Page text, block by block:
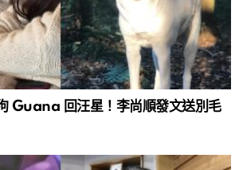
Guana 回汪星！李尚順發文送別毛